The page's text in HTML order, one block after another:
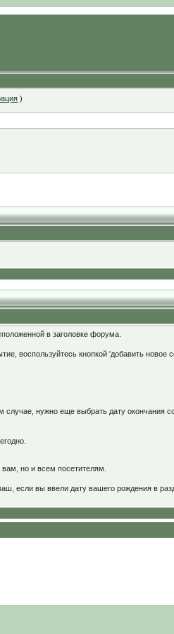
)
в заголовке форума.
воспользуйтесь кнопкой 'добавить новое
нужно еще выбрать дату окончания
но и всем посетителям.
если вы ввели дату вашего рождения в